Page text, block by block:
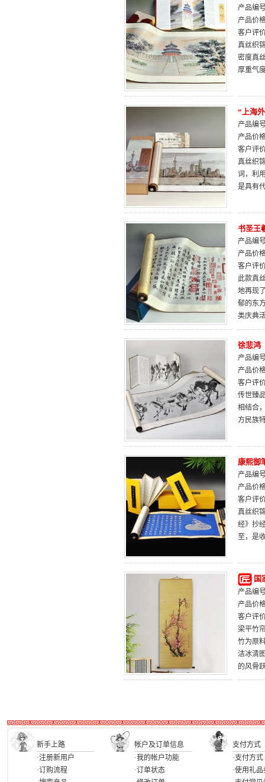
产品编
产品价
客户评
真丝织
密度真
厚重气
“上海
产品编
产品价
客户评
真丝织
词，利
是具有
书圣王
产品编
产品价
客户评
此款真
地再现
郁的东
类庆典
徐悲鸿
产品编
产品价
客户评
传世臻
相结合
方民族
康熙御
产品编
产品价
客户评
真丝织
经》抄
至，是
国
产品编
产品价
客户评
梁平竹
竹为原
洁冰清
的风骨
新手上路 帐户及订单信息
支付方式
·注册新用户
·订购流程
·我的帐户功能
·订单状态
·支付方式
·使用礼品